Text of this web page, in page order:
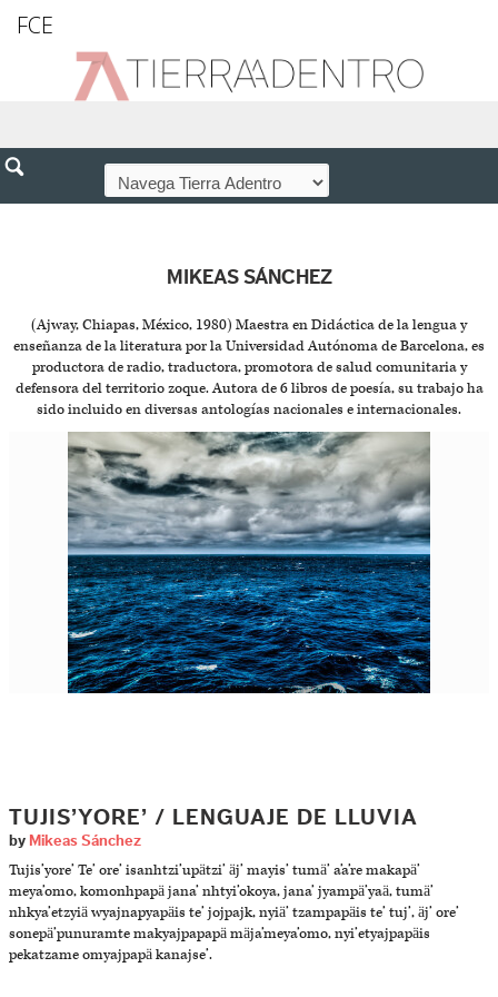
FCE
MIKEAS SÁNCHEZ
(Ajway, Chiapas, México, 1980) Maestra en Didáctica de la lengua y
enseñanza de la literatura por la Universidad Autónoma de Barcelona, es
productora de radio, traductora, promotora de salud comunitaria y
defensora del territorio zoque. Autora de 6 libros de poesía, su trabajo ha
sido incluido en diversas antologías nacionales e internacionales.
TUJIS’YORE’ / LENGUAJE DE LLUVIA
by Mikeas Sánchez
Tujis’yore’ Te’ ore’ isanhtzi’upätzi’ äj’ mayis’ tumä’ a’a’re makapä’
meya’omo, komonhpapä jana’ nhtyi’okoya, jana’ jyampä’yaä, tumä’
nhkya’etzyiä wyajnapyapäis te’ jojpajk, nyiä’ tzampapäis te’ tuj’, äj’ ore’
sonepä’punuramte makyajpapapä mäja’meya’omo, nyi’etyajpapäis
pekatzame omyajpapä kanajse’.